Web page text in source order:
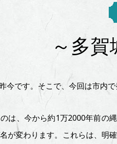
～多
今です。そこで、今回は市内
は、今から約1万2000年前の
が変わります。これらは、明